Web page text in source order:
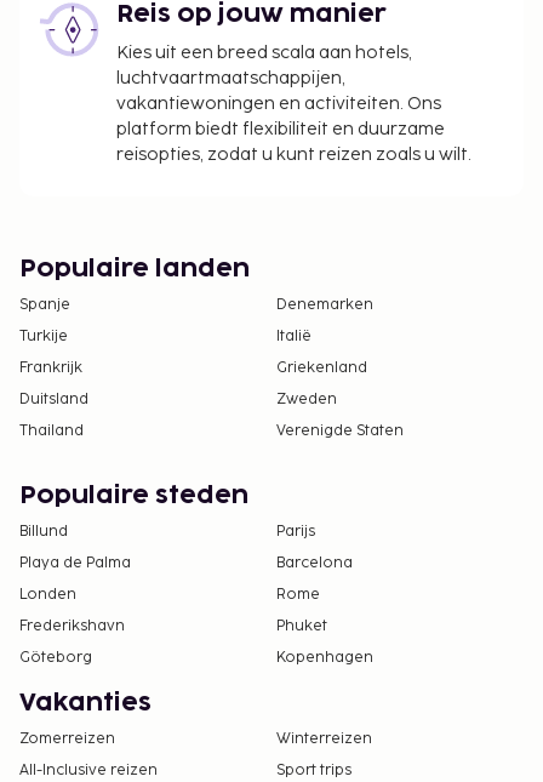
Reis op jouw manier
Kies uit een breed scala aan hotels,
luchtvaartmaatschappijen,
vakantiewoningen en activiteiten. Ons
platform biedt flexibiliteit en duurzame
reisopties, zodat u kunt reizen zoals u wilt.
Populaire landen
Spanje
Denemarken
Turkije
Italië
Frankrijk
Griekenland
Duitsland
Zweden
Thailand
Verenigde Staten
Populaire steden
Billund
Parijs
Playa de Palma
Barcelona
Londen
Rome
Frederikshavn
Phuket
Göteborg
Kopenhagen
Vakanties
Zomerreizen
Winterreizen
All-Inclusive reizen
Sport trips